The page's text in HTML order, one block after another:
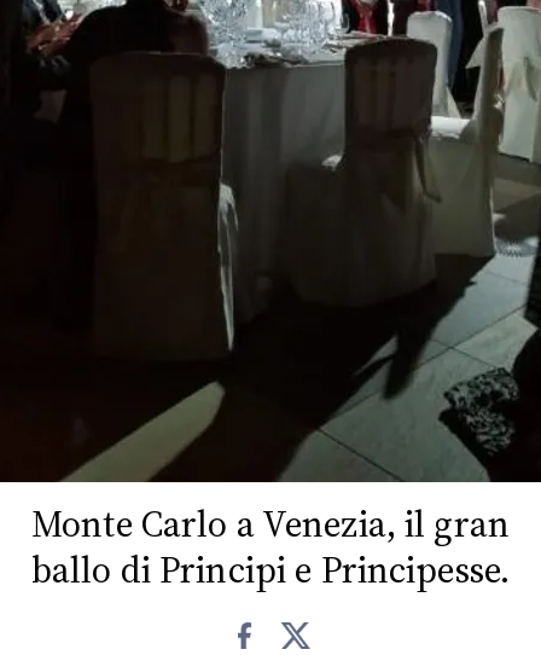
TV
PRINCIPATO
Monte Carlo a Venezia, il gran
ballo di Principi e Principesse.